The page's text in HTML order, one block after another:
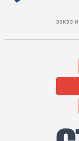
заказ